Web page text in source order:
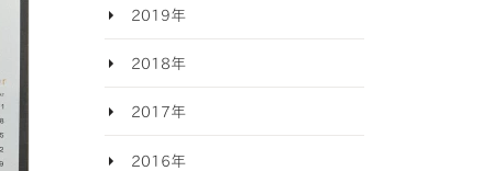
2019年
2018年
2017年
2016年